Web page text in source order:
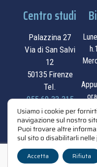
Centro studi
Palazzina 27
Via di San Salvi
12
50135 Firenze
Tel.
055.69.33.315
contatti
Usiamo i cookie per
navigazione sul nostro
Puoi trovare altre
sul sito o disabilitarli nelle
Accetta Rifiuta